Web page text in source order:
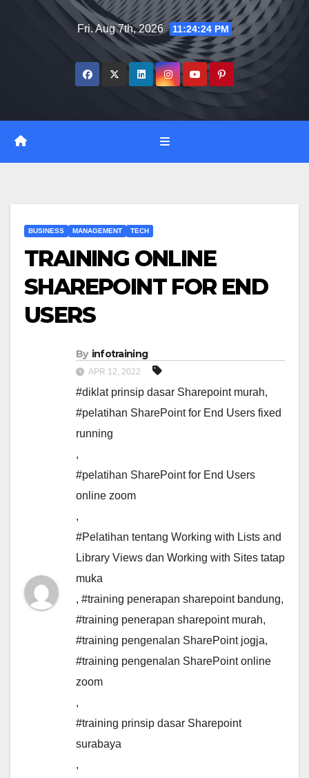
Fri. Aug 7th, 2026 11:24:25 PM
BUSINESS MANAGEMENT TECH
TRAINING ONLINE
SHAREPOINT FOR END
USERS
By infotraining
APR 12, 2022
#diklat prinsip dasar Sharepoint murah,
#pelatihan SharePoint for End Users fixed
running
,
#pelatihan SharePoint for End Users
online zoom
,
#Pelatihan tentang Working with Lists and
Library Views dan Working with Sites tatap
muka
, #training penerapan sharepoint bandung,
#training penerapan sharepoint murah,
#training pengenalan SharePoint jogja,
#training pengenalan SharePoint online
zoom
,
#training prinsip dasar Sharepoint
surabaya
,